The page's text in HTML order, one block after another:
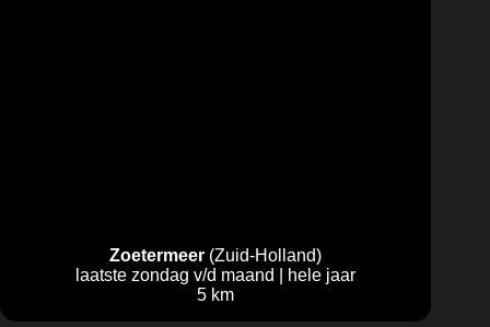
Zoetermeer (Zuid-Holland)
laatste zondag v/d maand | hele jaar
5 km